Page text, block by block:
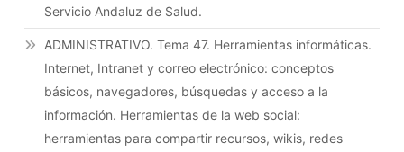
Servicio Andaluz de Salud.
ADMINISTRATIVO. Tema 47. Herramientas informáticas.
Internet, Intranet y correo electrónico: conceptos
básicos, navegadores, búsquedas y acceso a la
información. Herramientas de la web social:
herramientas para compartir recursos, wikis, redes